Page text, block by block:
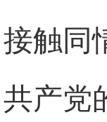
接触同
共产党